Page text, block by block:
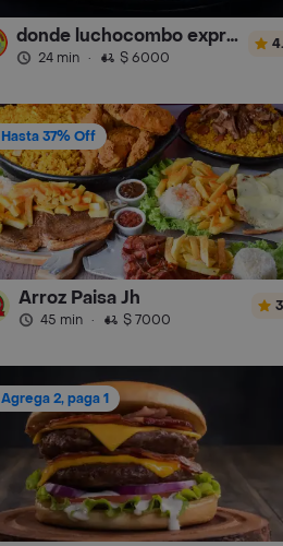
donde luchocombo express
24 min · $ 6000
Hasta 37% Off
Arroz Paisa Jh
45 min · $ 7000
Agrega 2, paga 1